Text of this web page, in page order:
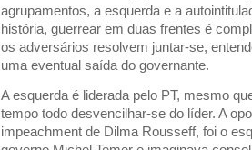
agrupamentos, a esquerda e a
história, guerrear em duas frentes é
os adversários resolvem juntar-se,
uma eventual saída do governante.
A esquerda é liderada pelo PT, mesmo
tempo todo desvencilhar-se do líder. A
impeachment de Dilma Rousseff, foi o